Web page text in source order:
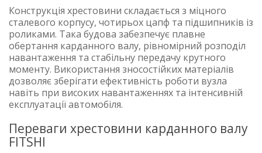
Конструкція хрестовини складається з міцного
сталевого корпусу, чотирьох цапф та підшипників із
роликами. Така будова забезпечує плавне
обертання карданного валу, рівномірний розподіл
навантаження та стабільну передачу крутного
моменту. Використання зносостійких матеріалів
дозволяє зберігати ефективність роботи вузла
навіть при високих навантаженнях та інтенсивній
експлуатації автомобіля.
Переваги хрестовини карданного валу
FITSHI